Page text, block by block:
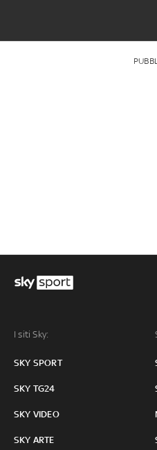
I siti Sky:
SKY SPORT
SKY TG24
SKY VIDEO
SKY ARTE